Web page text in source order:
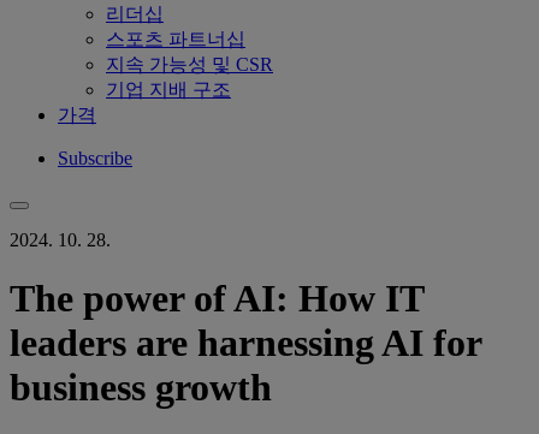
리더십
스포츠 파트너십
지속 가능성 및 CSR
기업 지배 구조
가격
Subscribe
2024. 10. 28.
The power of AI: How IT
leaders are harnessing AI for
business growth